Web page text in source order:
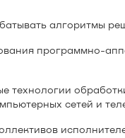
алгоритмы
программно-
технологии
сетей и